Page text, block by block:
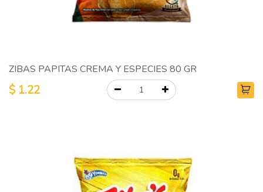
ZIBAS PAPITAS CREMA Y ESPECIES 80 GR
$ 1.22